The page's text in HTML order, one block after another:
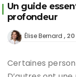
Un guide
profondeur
Élise Bernard
Certaines